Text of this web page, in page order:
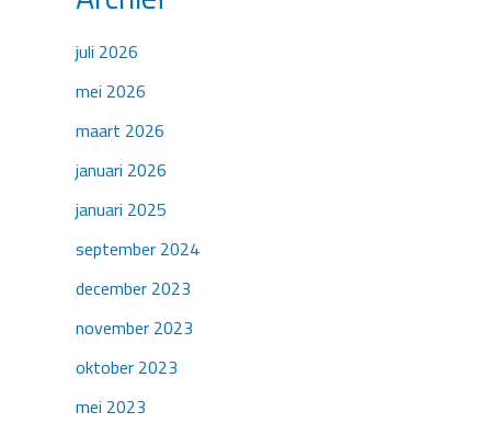
juli 2026
mei 2026
maart 2026
januari 2026
januari 2025
september 2024
december 2023
november 2023
oktober 2023
mei 2023